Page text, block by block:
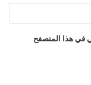
في هذا المتصفح